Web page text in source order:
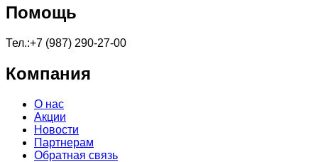
Помощь
Тел.:+7 (987) 290-27-00
Компания
О нас
Акции
Новости
Партнерам
Обратная связь